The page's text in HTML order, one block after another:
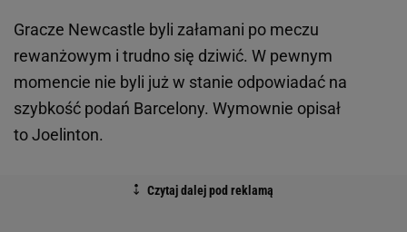
Gracze Newcastle byli załamani po meczu
rewanżowym i trudno się dziwić. W pewnym
momencie nie byli już w stanie odpowiadać na
szybkość podań Barcelony. Wymownie opisał
to Joelinton.